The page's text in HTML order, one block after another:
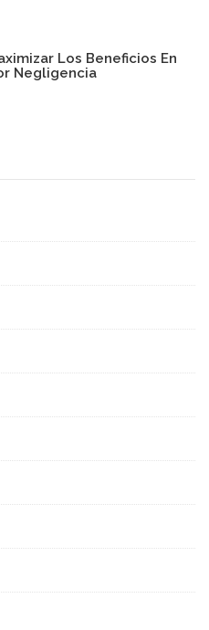
Los Beneficios En
Negligencia